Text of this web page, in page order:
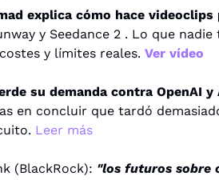
explica cómo hace
y Seedance 2 . Lo que
y límites reales. Ver vídeo
su demanda contra OpenAI y
en concluir que tardó
Leer más
(BlackRock): "los futuros sobre